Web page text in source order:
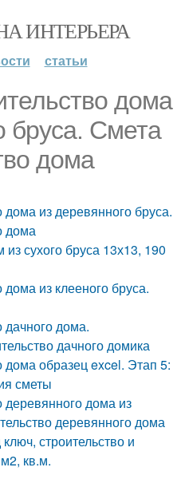
ИНТЕРЬЕРА
статьи
дома
бруса. Смета
дома
дома из деревянного бруса.
дома
сухого бруса 13х13, 190
из клееного бруса.
дачного дома.
дачного домика
дома образец excel. Этап 5:
сметы
деревянного дома из
деревянного дома
строительство и
кв.м.